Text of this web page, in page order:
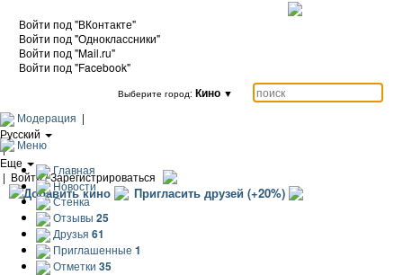
Войти под "ВКонтакте"
Войти под "Одноклассники"
Войти под "Mail.ru"
Войти под "Facebook"
Выберите город: Кино ▼
Модерация |
Русский
|
Еще
| Войти / Зарегистрироваться
Добавить кино Пригласить друзей (+20%)
Меню
Главная
Новости
Стенка
Отзывы 25
Друзья 61
Приглашенные 1
Отметки 35